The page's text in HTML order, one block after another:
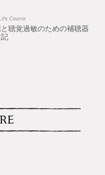
Course
聴覚過敏のための補聴器